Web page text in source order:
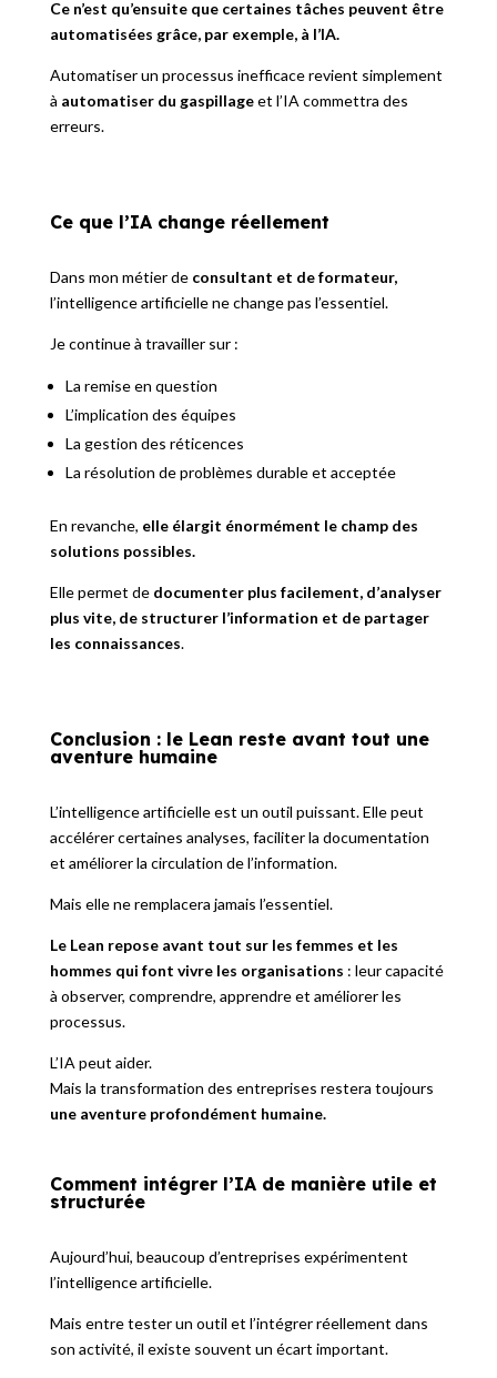
Ce n’est qu’ensuite que certaines tâches peuvent être
automatisées grâce, par exemple, à l’IA.
Automatiser un processus inefficace revient simplement
à automatiser du gaspillageet l’IA commettra des
erreurs.
Ce que l’IA change réellement
Dans mon métier de consultant et de formateur,
l’intelligence artificielle ne change pas l’essentiel.
Je continue à travailler sur :
La remise en question
L’implication des équipes
La gestion des réticences
La résolution de problèmes durable et acceptée
En revanche, elle élargit énormément le champ des
solutions possibles.
Elle permet dedocumenter plus facilement, d’analyser
plus vite, de structurer l’information et de partager
les connaissances.
Conclusion : le Lean reste avant tout une
aventure humaine
L’intelligence artificielle est un outil puissant. Elle peut
accélérer certaines analyses, faciliter la documentation
et améliorer la circulation de l’information.
Mais elle ne remplacera jamais l’essentiel.
Le Lean repose avant tout sur les femmes et les
hommes qui font vivre les organisations : leur capacité
à observer, comprendre, apprendre et améliorer les
processus.
L’IA peut aider.
Mais la transformation des entreprises restera toujours
une aventure profondément humaine.
Comment intégrer l’IA de manière utile et
structurée
Aujourd’hui, beaucoup d’entreprises expérimentent
l’intelligence artificielle.
Mais entre tester un outil et l’intégrer réellement dans
son activité, il existe souvent un écart important.